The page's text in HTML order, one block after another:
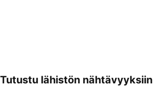
Tutustu lähistön nähtävyyksiin